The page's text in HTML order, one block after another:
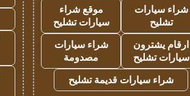
شراء سيارات
تشليح
موقع شراء
سيارات تشليح
ارقام يشترون
سيارات تشليح
شراء سيارات
مصدومة
شراء سيارات قديمة تشليح